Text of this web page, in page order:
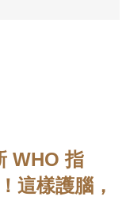
WHO 指
這樣護腦，